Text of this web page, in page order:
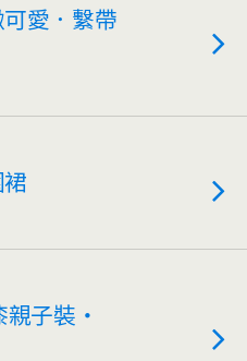
愛．繫帶
親子裝‧